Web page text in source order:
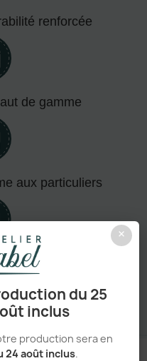
×
du 25
inclus
production sera en
24 août inclus.
renforcée
de gamme
aux particuliers
commande